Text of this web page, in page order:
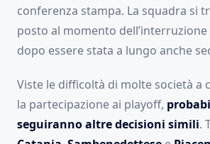
conferenza stampa. La squadra si
posto al momento dell’interruzione
dopo essere stata a lungo anche
Viste le difficoltà di molte società a
la partecipazione ai playoff,
seguiranno altre decisioni simili.